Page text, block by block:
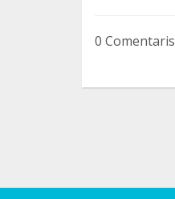
0 Comentaris